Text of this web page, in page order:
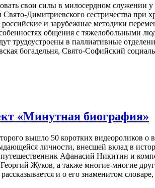
свои силы в милосердном служении
Димитриевского сестричества при
и зарубежные методики
общения с тяжелобольными
трудоустроены в паллиативные
богадельня, Свято-Софийский
«Минутная биография»
вышло 50 коротких видеороликов
личности, внесшей вклад в
Афанасий Никитин и
Жуков, а также многие-многие
и о его знаменитом